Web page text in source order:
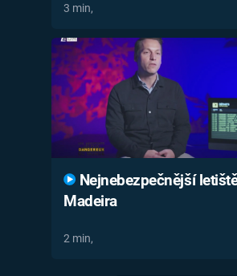
3 min,
Nejnebezpečnější
Madeira
2 min,